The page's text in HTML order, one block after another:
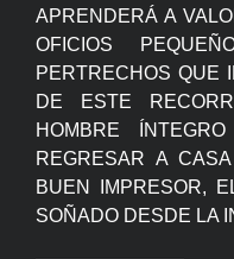
APRENDERÁ A
OFICIOS
PERTRECHOS QUE
DE ESTE
HOMBRE
REGRESAR A
BUEN IMPRESOR,
SOÑADO DESDE LA